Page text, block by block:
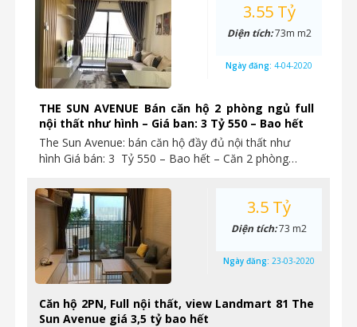
THE SUN AVENUE Bán căn hộ 2 phòng ngủ full
nội thất như hình – Giá ban: 3 Tỷ 550 – Bao hết
The Sun Avenue: bán căn hộ đầy đủ nội thất như
hình Giá bán: 3 Tỷ 550 – Bao hết – Căn 2 phòng…
3.55 Tỷ
Diện tích:73m m2
Ngày đăng: 4-04-2020
Căn hộ 2PN, Full nội thất, view Landmart 81 The
Sun Avenue giá 3,5 tỷ bao hết
3.5 Tỷ
Diện tích:73 m2
Ngày đăng: 23-03-2020